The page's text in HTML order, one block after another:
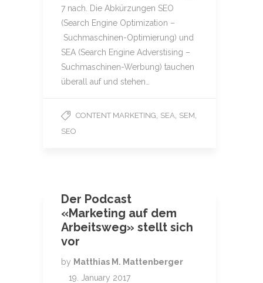
7 nach. Die Abkürzungen SEO
(Search Engine Optimization –
Suchmaschinen-Optimierung) und
SEA (Search Engine Adverstising –
Suchmaschinen-Werbung) tauchen
überall auf und stehen…
CONTENT MARKETING SEA SEM
SEO
Der Podcast
«Marketing auf dem
Arbeitsweg» stellt sich
vor
by Matthias M. Mattenberger
19. January 2017